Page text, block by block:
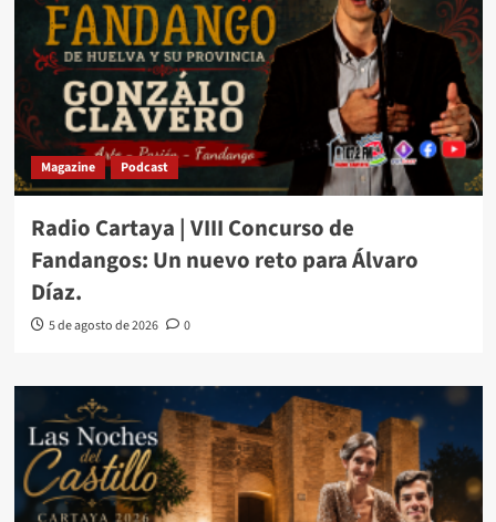
Magazine Podcast
Radio Cartaya | VIII Concurso de
Fandangos: Un nuevo reto para Álvaro
Díaz.
5 de agosto de 2026 0